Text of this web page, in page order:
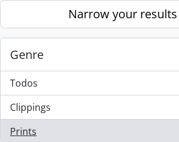
Skip to main contentNarrow your results
Genre
Todos
Clippings
, 1 resultados
Prints
, 1 resultados